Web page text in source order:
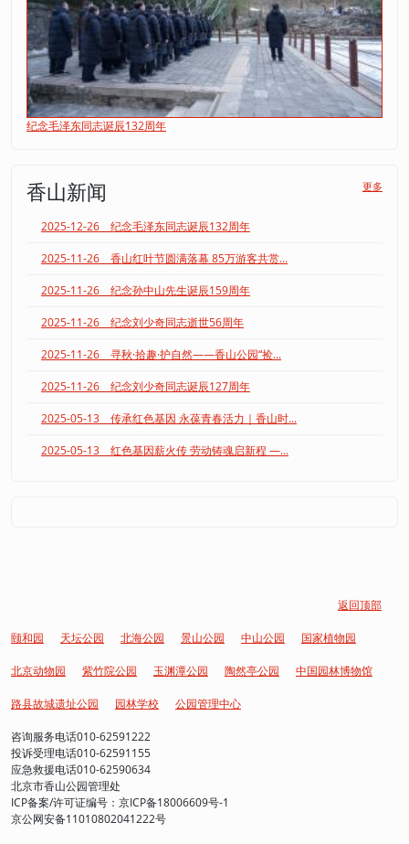
纪念毛泽东同志诞辰132周年
香山新闻 更多
2025-12-26 纪念毛泽东同志诞辰132周年
2025-11-26 香山红叶节圆满落幕 85万游客共赏...
2025-11-26 纪念孙中山先生诞辰159周年
2025-11-26 纪念刘少奇同志逝世56周年
2025-11-26 寻秋·拾趣·护自然——香山公园“捡...
2025-11-26 纪念刘少奇同志诞辰127周年
2025-05-13 传承红色基因 永葆青春活力｜香山时...
2025-05-13 红色基因薪火传 劳动铸魂启新程 —...
返回顶部
颐和园 天坛公园 北海公园 景山公园 中山公园 国家植物园
北京动物园 紫竹院公园 玉渊潭公园 陶然亭公园 中国园林博物馆
路县故城遗址公园 园林学校 公园管理中心
咨询服务电话010-62591222
投诉受理电话010-62591155
应急救援电话010-62590634
北京市香山公园管理处
ICP备案/许可证编号：京ICP备18006609号-1
京公网安备11010802041222号